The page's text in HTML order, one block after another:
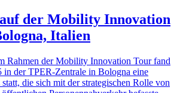
der Mobility Innovation
Italien
Rahmen der Mobility Innovation Tour fand
in der TPER-Zentrale in Bologna eine
die sich mit der strategischen Rolle von